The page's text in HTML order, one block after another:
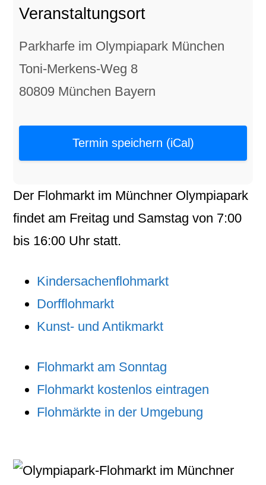
Veranstaltungsort
Parkharfe im Olympiapark München
Toni-Merkens-Weg 8
80809 München Bayern
Termin speichern (iCal)
Der Flohmarkt im Münchner Olympiapark
findet am Freitag und Samstag von 7:00
bis 16:00 Uhr statt.
Kindersachenflohmarkt
Dorfflohmarkt
Kunst- und Antikmarkt
Flohmarkt am Sonntag
Flohmarkt kostenlos eintragen
Flohmärkte in der Umgebung